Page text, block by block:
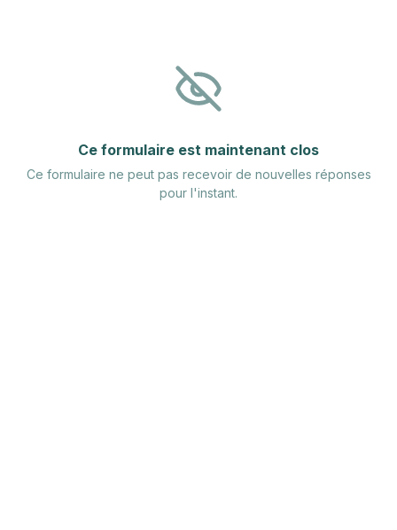
Ce formulaire est maintenant clos
Ce formulaire ne peut pas recevoir de nouvelles réponses
pour l'instant.